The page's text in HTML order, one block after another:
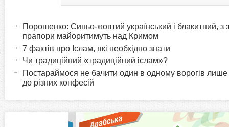
в
Порошенко: Синьо-жовтий український і блакитний, з
прапори майоритимуть над Кримом
7 фактів про Іслам, які необхідно знати
Чи традиційний «традиційний іслам»?
Постараймося не бачити один в одному ворогів лише
до різних конфесій